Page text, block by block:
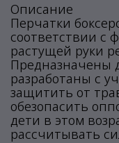
Описание
Перчатки
соответствии с
растущей руки
Предназначены
разработаны с
защитить от
обезопасить
дети в этом
рассчитывать